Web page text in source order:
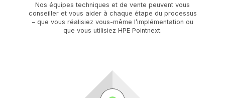
Nos équipes techniques et de vente peuvent vous
conseiller et vous aider à chaque étape du processus
– que vous réalisiez vous-même l’implémentation ou
que vous utilisiez HPE Pointnext.